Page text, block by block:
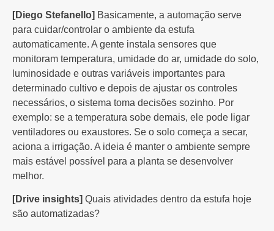
[Diego Stefanello] Basicamente, a automação serve
para cuidar/controlar o ambiente da estufa
automaticamente. A gente instala sensores que
monitoram temperatura, umidade do ar, umidade do solo,
luminosidade e outras variáveis importantes para
determinado cultivo e depois de ajustar os controles
necessários, o sistema toma decisões sozinho. Por
exemplo: se a temperatura sobe demais, ele pode ligar
ventiladores ou exaustores. Se o solo começa a secar,
aciona a irrigação. A ideia é manter o ambiente sempre
mais estável possível para a planta se desenvolver
melhor.
[Drive insights] Quais atividades dentro da estufa hoje
são automatizadas?